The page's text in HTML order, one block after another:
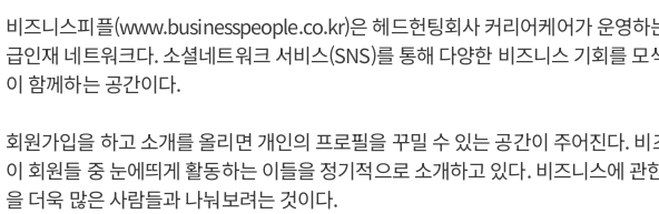
비즈니스피플(www.businesspeople.co.kr)은 헤드헌팅회사 커리어케어가 운영하
급인재 네트워크다. 소셜네트워크 서비스(SNS)를 통해 다양한 비즈니스 기회를 모
이 함께하는 공간이다.
회원가입을 하고 소개를 올리면 개인의 프로필을 꾸밀 수 있는 공간이 주어진다.
이 회원들 중 눈에띄게 활동하는 이들을 정기적으로 소개하고 있다. 비즈니스에 관
을 더욱 많은 사람들과 나눠보려는 것이다.